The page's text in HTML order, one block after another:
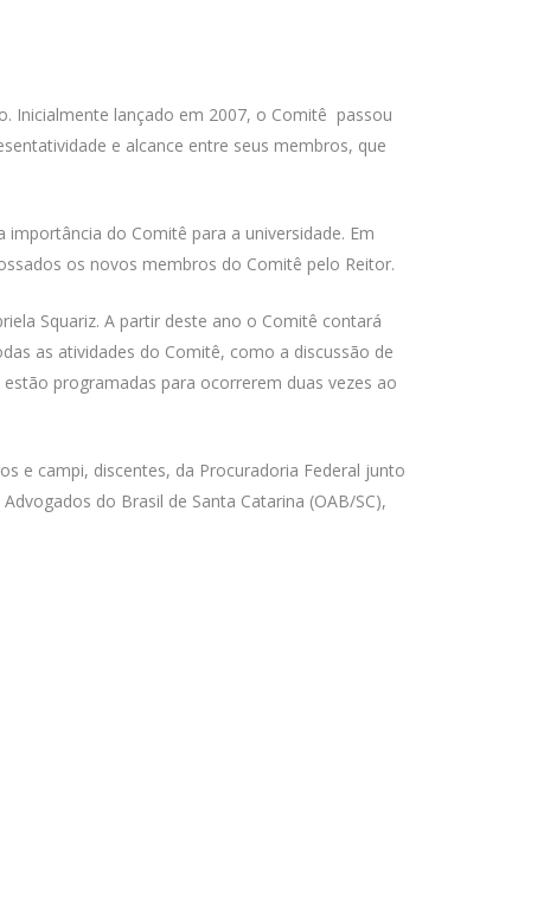
Inicialmente lançado em 2007, o Comitê passou
e alcance entre seus membros, que
do Comitê para a universidade. Em
os novos membros do Comitê pelo Reitor.
Squariz. A partir deste ano o Comitê contará
as atividades do Comitê, como a discussão de
programadas para ocorrerem duas vezes ao
e campi, discentes, da Procuradoria Federal junto
do Brasil de Santa Catarina (OAB/SC),